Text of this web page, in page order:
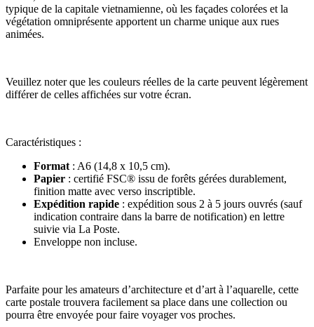
typique de la capitale vietnamienne, où les façades colorées et la
végétation omniprésente apportent un charme unique aux rues
animées.
Veuillez noter que les couleurs réelles de la carte peuvent légèrement
différer de celles affichées sur votre écran.
Caractéristiques :
Format : A6 (14,8 x 10,5 cm).
Papier : certifié FSC® issu de forêts gérées durablement,
finition matte avec verso inscriptible.
Expédition rapide : expédition sous 2 à 5 jours ouvrés (sauf
indication contraire dans la barre de notification) en lettre
suivie via La Poste.
Enveloppe non incluse.
Parfaite pour les amateurs d’architecture et d’art à l’aquarelle, cette
carte postale trouvera facilement sa place dans une collection ou
pourra être envoyée pour faire voyager vos proches.